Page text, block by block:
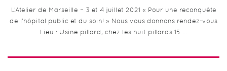
L’Atelier de Marseille – 3 et 4 juillet 2021 « Pour une reconquête
de l’hôpital public et du soin! » Nous vous donnons rendez-vous
Lieu : Usine pillard, chez les huit pillards 15 …